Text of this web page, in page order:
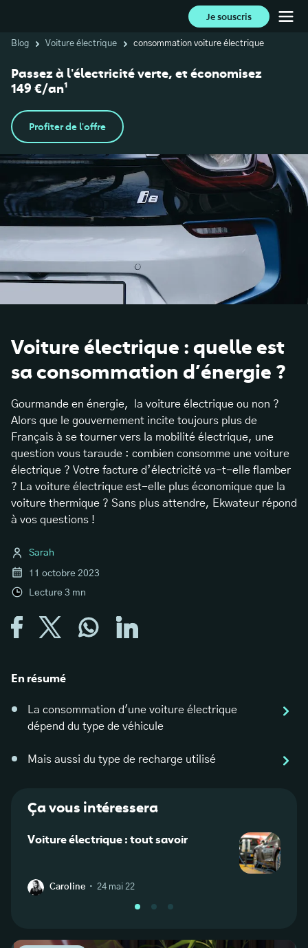
Je souscris
Blog Voiture électrique consommation voiture électrique
Passez à l'électricité verte, et économisez
149 €/an¹
Profiter de l'offre
Voiture électrique : quelle est
sa consommation d’énergie ?
Gourmande en énergie, la voiture électrique ou non ?
Alors que le gouvernement incite toujours plus de
Français à se tourner vers la mobilité électrique, une
question vous taraude : combien consomme une voiture
électrique ? Votre facture d’électricité va-t-elle flamber
? La voiture électrique est-elle plus économique que la
voiture thermique ? Sans plus attendre, Ekwateur répond
à vos questions !
Sarah
11 octobre 2023
Lecture 3 mn
En résumé
La consommation d'une voiture électrique
dépend du type de véhicule
Mais aussi du type de recharge utilisé
Ça vous intéressera
Voiture électrique : tout savoir
Caroline · 24 mai 22